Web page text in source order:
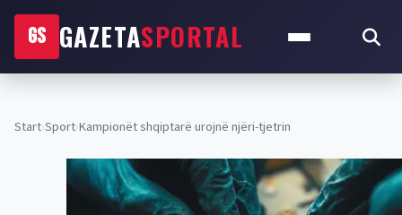
GS GAZETASPORTAL
Start›Sport›Kampionët shqiptarë urojnë njëri-tjetrin